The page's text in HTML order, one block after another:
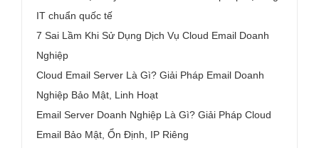
IT chuẩn quốc tế
7 Sai Lầm Khi Sử Dụng Dịch Vụ Cloud Email Doanh
Nghiệp
Cloud Email Server Là Gì? Giải Pháp Email Doanh
Nghiệp Bảo Mật, Linh Hoạt
Email Server Doanh Nghiệp Là Gì? Giải Pháp Cloud
Email Bảo Mật, Ổn Định, IP Riêng